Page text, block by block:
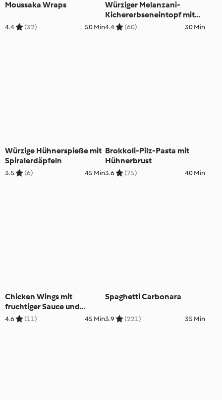
Moussaka Wraps
4.4 (32) 50 Min
Würziger Melanzani-
Kichererbseneintopf mit
Huhn
4.4 (60) 30 Min
Würzige Hühnerspieße mit
Spiralerdäpfeln
3.5 (6) 45 Min
Brokkoli-Pilz-Pasta mit
Hühnerbrust
3.6 (75) 40 Min
Chicken Wings mit
fruchtiger Sauce und
Gemüse
4.6 (11) 45 Min
Spaghetti Carbonara
3.9 (221) 35 Min